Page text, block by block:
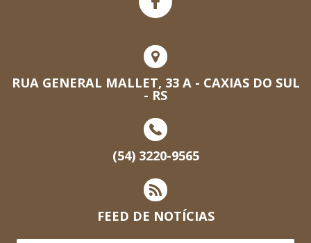
RUA GENERAL MALLET, 33 A - CAXIAS DO SUL
- RS
(54) 3220-9565
FEED DE NOTÍCIAS